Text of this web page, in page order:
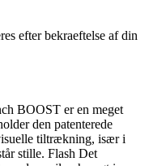
efter bekraeftelse af din
BOOST er en meget
den patenterede
tiltrækning, især i
stille. Flash Det